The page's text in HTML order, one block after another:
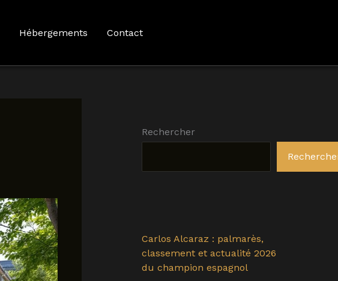
Hébergements Contact
Rechercher
Carlos Alcaraz : palmarès,
classement et actualité 2026
du champion espagnol